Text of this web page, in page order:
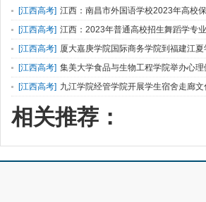
[江西高考] 江西：南昌市外国语学校2023年高校
[江西高考] 江西：2023年普通高校招生舞蹈学专
试重要提示
[江西高考] 厦大嘉庚学院国际商务学院到福建江
[江西高考] 集美大学食品与生物工程学院举办心
[江西高考] 九江学院经管学院开展学生宿舍走廊文
相关推荐：